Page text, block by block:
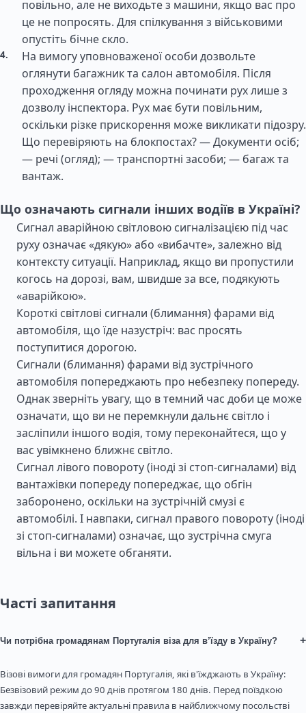
повільно, але не виходьте з машини, якщо вас про
це не попросять. Для спілкування з військовими
опустіть бічне скло.
На вимогу уповноваженої особи дозвольте
оглянути багажник та салон автомобіля. Після
проходження огляду можна починати рух лише з
дозволу інспектора. Рух має бути повільним,
оскільки різке прискорення може викликати підозру.
Що перевіряють на блокпостах? — Документи осіб;
— речі (огляд); — транспортні засоби; — багаж та
вантаж.
Що означають сигнали інших водіїв в Україні?
Сигнал аварійною світловою сигналізацією під час
руху означає «дякую» або «вибачте», залежно від
контексту ситуації. Наприклад, якщо ви пропустили
когось на дорозі, вам, швидше за все, подякують
«аварійкою».
Короткі світлові сигнали (блимання) фарами від
автомобіля, що їде назустріч: вас просять
поступитися дорогою.
Сигнали (блимання) фарами від зустрічного
автомобіля попереджають про небезпеку попереду.
Однак зверніть увагу, що в темний час доби це може
означати, що ви не перемкнули дальнє світло і
засліпили іншого водія, тому переконайтеся, що у
вас увімкнено ближнє світло.
Сигнал лівого повороту (іноді зі стоп-сигналами) від
вантажівки попереду попереджає, що обгін
заборонено, оскільки на зустрічній смузі є
автомобілі. І навпаки, сигнал правого повороту (іноді
зі стоп-сигналами) означає, що зустрічна смуга
вільна і ви можете обганяти.
Часті запитання
Чи потрібна громадянам Португалія віза для в’їзду в Україну? +
Візові вимоги для громадян Португалія, які в'їжджають в Україну:
Безвізовий режим до 90 днів протягом 180 днів. Перед поїздкою
завжди перевіряйте актуальні правила в найближчому посольстві